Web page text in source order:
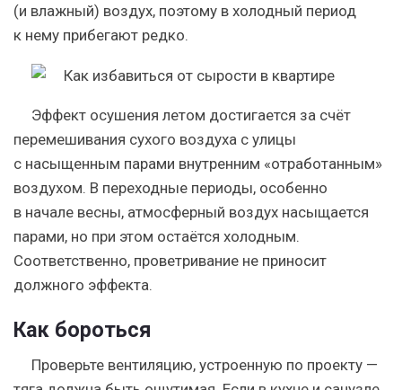
(и влажный) воздух, поэтому в холодный период
к нему прибегают редко.
Эффект осушения летом достигается за счёт
перемешивания сухого воздуха с улицы
с насыщенным парами внутренним «отработанным»
воздухом. В переходные периоды, особенно
в начале весны, атмосферный воздух насыщается
парами, но при этом остаётся холодным.
Соответственно, проветривание не приносит
должного эффекта.
Как бороться
Проверьте вентиляцию, устроенную по проекту —